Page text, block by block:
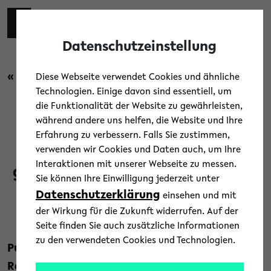
Skip to main content
« Zurück zur Übersicht
Jubiläum
Stadt und Universität feiern
gemeinsam das Uni.Stadt.Fest
4. September 2019
Text: Universität Bielefeld
Public Science-Projekte und ein
Radioprogramm von Studierenden auf dem
Datenschutzeinstellung
Diese Webseite verwendet Cookies und ähnliche
Technologien. Einige davon sind essentiell, um
die Funktionalität der Website zu gewährleisten,
während andere uns helfen, die Website und Ihre
Erfahrung zu verbessern. Falls Sie zustimmen,
verwenden wir Cookies und Daten auch, um Ihre
Interaktionen mit unserer Webseite zu messen.
Sie können Ihre Einwilligung jederzeit unter
Datenschutzerklärung einsehen und mit
der Wirkung für die Zukunft widerrufen. Auf der
Seite finden Sie auch zusätzliche Informationen
zu den verwendeten Cookies und Technologien.